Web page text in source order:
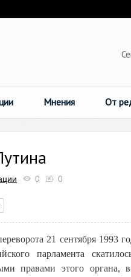
Мнения От
0 0
21 сентября
парламента
правами этого